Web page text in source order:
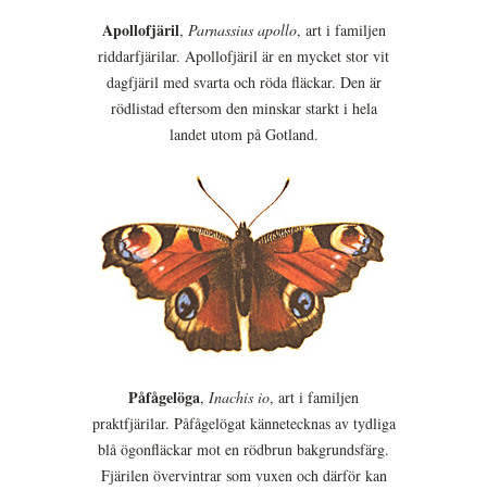
Apollofjäril, Parnassius apollo, art i familjen
riddarfjärilar. Apollofjäril är en mycket stor vit
dagfjäril med svarta och röda fläckar. Den är
rödlistad eftersom den minskar starkt i hela
landet utom på Gotland.
Påfågelöga, Inachis io, art i familjen
praktfjärilar. Påfågelögat kännetecknas av tydliga
blå ögonfläckar mot en rödbrun bakgrundsfärg.
Fjärilen övervintrar som vuxen och därför kan